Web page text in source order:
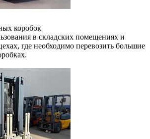
коробок
в складских помещениях и
где необходимо перевозить большие